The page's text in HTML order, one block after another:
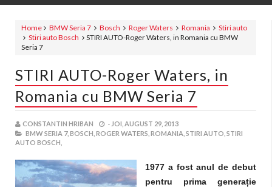
Home BMW Seria 7 Bosch Roger Waters Romania
Stiri auto
Stiri auto Bosch
STIRI AUTO-Roger Waters, in Romania cu BMW
Seria 7
STIRI AUTO-Roger Waters, in
Romania cu BMW Seria 7
CONSTANTIN HRIBAN - JOI, AUGUST 29, 2013
BMW SERIA 7, BOSCH, ROGER WATERS, ROMANIA, STIRI AUTO, STIRI
AUTO BOSCH,
1977 a fost anul de debut
pentru prima generație